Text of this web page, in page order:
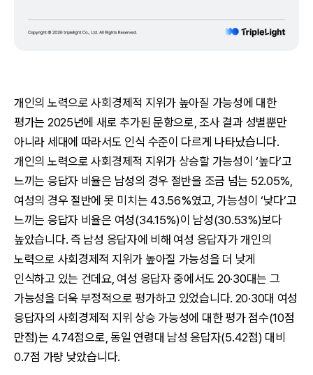
개인의 노력으로 사회경제적 지위가 높아질 가능성에 대한
평가는 2025년에 새로 추가된 문항으로, 조사 결과 성별뿐만
아니라 세대에 따라서도 인식 수준이 다르게 나타났습니다.
개인의 노력으로 사회경제적 지위가 상승할 가능성이 ‘높다’고
느끼는 응답자 비율은 남성의 경우 절반을 조금 넘는 52.05%,
여성의 경우 절반에 못 미치는 43.56%였고, 가능성이 ‘낮다’고
느끼는 응답자 비율은 여성(34.15%)이 남성(30.53%)보다
높았습니다. 즉 남성 응답자에 비해 여성 응답자가 개인의
노력으로 사회경제적 지위가 높아질 가능성을 더 낮게
인식하고 있는 건데요, 여성 응답자 중에서도 20·30대는 그
가능성을 더욱 부정적으로 평가하고 있었습니다. 20·30대 여성
응답자의 사회경제적 지위 상승 가능성에 대한 평가 점수(10점
만점)는 4.74점으로, 동일 연령대 남성 응답자(5.42점) 대비
0.7점 가량 낮았습니다.